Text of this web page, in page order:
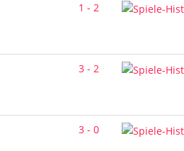
1 - 2
3 - 2
3 - 0